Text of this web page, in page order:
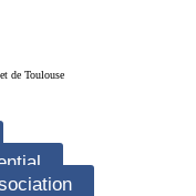
de Toulouse